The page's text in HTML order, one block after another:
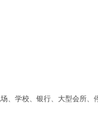
、学校、银行、大型会所